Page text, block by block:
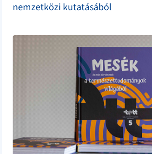
nemzetközi kutatásából